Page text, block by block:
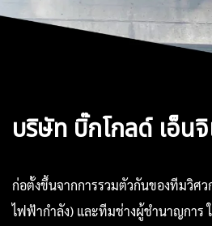
บริษัท บิ๊กโกลด์ เอ็น
ก่อตั้งขึ้นจากการรวมตัวกันของทีมวิศ
ไฟฟ้ากำลัง) และทีมช่างผู้ชำนาญการ